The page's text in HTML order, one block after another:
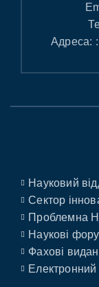
Адреса:
Науковий
Сектор
Проблемна
Наукові
Фахові
Електронний